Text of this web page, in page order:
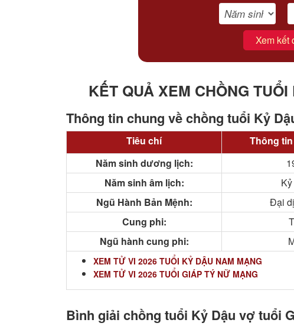
Xem kết
KẾT QUẢ XEM CHỒNG
Thông tin chung về chồng tuổi Kỷ
Tiêu chí Thông
Năm sinh dương lịch:
Năm sinh âm lịch:
Ngũ Hành Bản Mệnh:
Đại
Cung phi:
Ngũ hành cung phi:
XEM TỬ VI 2026 TUỔI KỶ DẬU NAM MẠNG
XEM TỬ VI 2026 TUỔI GIÁP TÝ NỮ MẠNG
Bình giải chồng tuổi Kỷ Dậu vợ tuổi